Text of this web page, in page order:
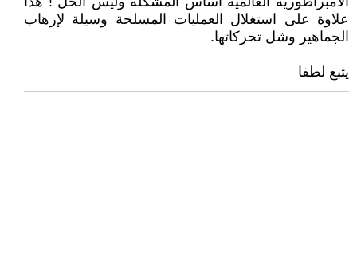
علاوة على استغلال العمليات المسلحة وسيلة لإرهاب
الجماهير وشل تحركاتها.
يتبع لطفا